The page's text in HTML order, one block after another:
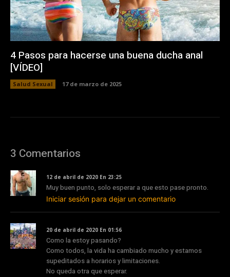
4 Pasos para hacerse una buena ducha anal
[VÍDEO]
Salud Sexual 17 de marzo de 2025
3 Comentarios
12 de abril de 2020 En 23:25
Muy buen punto, solo esperar a que esto pase pronto.
Iniciar sesión para dejar un comentario
20 de abril de 2020 En 01:56
Como la estoy pasando?
Como todos, la vida ha cambiado mucho y estamos
supeditados a horarios y limitaciones.
No queda otra que esperar.